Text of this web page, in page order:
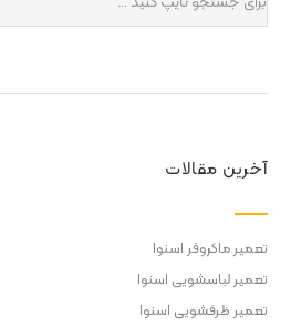
آخرین مقالات
تعمیر ماکروفر اسنوا
تعمیر لباسشویی اسنوا
تعمیر ظرفشویی اسنوا